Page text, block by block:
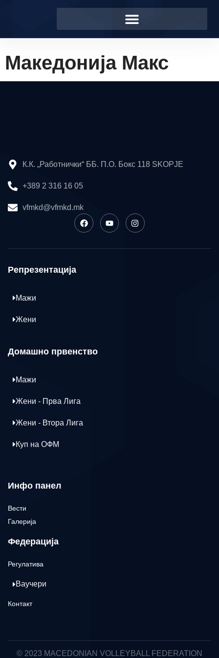
Македонија Макс
К.К. „Работнички“ ББ. П.О. Бокс 118 SKOPJE
+389 2 316 16 05
vfmkd@vfmkd.mk
Репрезентација
Мажи
Жени
Домашно првенство
Мажи
Жени - Прва Лига
Жени - Втора Лига
Куп на ОФМ
Инфо панел
Вести
Галерија
Федерација
Регулатива
Ваучери
Контакт
© 2023 MACEDONIAN VOLLEYBALL FEDERATION